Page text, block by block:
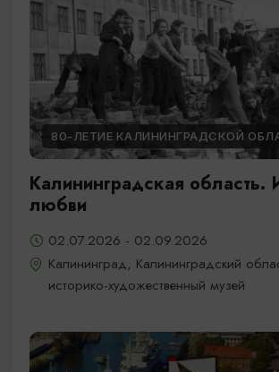
80-ЛЕТИЕ КАЛИНИНГРАДСКОЙ
Калининградская область.
любви
02.07.2026 - 02.09.2026
Калининград, Калининградский
историко-художественный музей